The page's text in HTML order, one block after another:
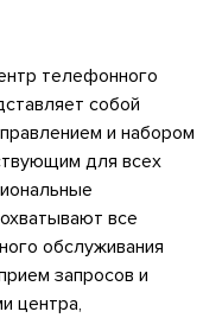
телефонного
собой
и набором
для всех
все
обслуживания
запросов и
центра,